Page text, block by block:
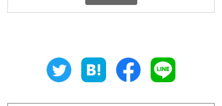
埼玉県 千葉県
300円 富山県
300円 福井県
300円 300円